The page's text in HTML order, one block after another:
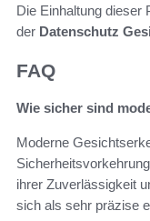
Die Einhaltung dieser
der Datenschutz
FAQ
Wie sicher sind
Moderne
ihrer Zuverlässigkeit
sich als sehr präzise